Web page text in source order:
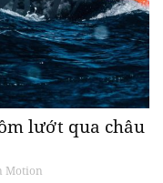
lướt qua châu
Motion